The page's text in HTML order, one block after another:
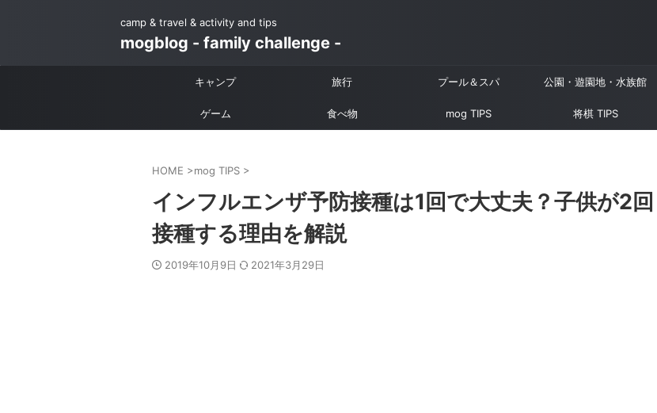
camp & travel & activity and tips
mogblog - family challenge -
キャンプ 旅行 プール＆スパ 公園・遊園地・水族館
ゲーム 食べ物 mog TIPS 将棋 TIPS
HOME >mog TIPS >
インフルエンザ予防接種は1回で大丈夫？子供が2回
接種する理由を解説
2019年10月9日 2021年3月29日